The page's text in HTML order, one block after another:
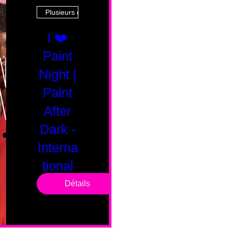
Plusieurs dates
I ❤️
Paint
Night |
Paint
After
Dark -
Interna
tional
SaturdDétails